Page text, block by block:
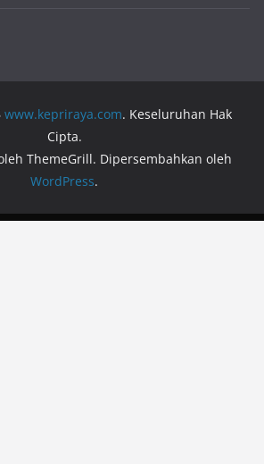
www.kepriraya.com. Keseluruhan Hak
Cipta.
ThemeGrill. Dipersembahkan oleh
WordPress.